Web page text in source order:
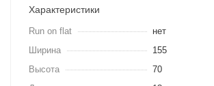
Характеристики
Run on flat
нет
Ширина
155
Высота
70